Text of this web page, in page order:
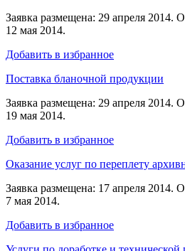
Заявка размещена: 29 апреля 2014.
12 мая 2014.
Добавить в избранное
Поставка бланочной продукции
Заявка размещена: 29 апреля 2014.
19 мая 2014.
Добавить в избранное
Оказание услуг по переплету
Заявка размещена: 17 апреля 2014.
7 мая 2014.
Добавить в избранное